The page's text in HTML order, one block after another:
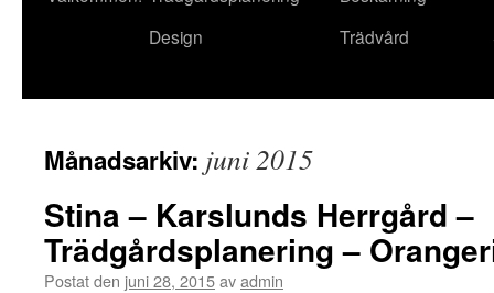
Design
Trädvård
Månadsarkiv: juni 2015
Stina – Karslunds Herrgård –
Trädgårdsplanering –
Postat den juni 28, 2015avadmin